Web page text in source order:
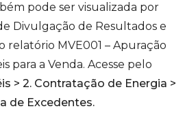
pode ser visualizada por
Divulgação de Resultados e
relatório MVE001 – Apuração
para a Venda. Acesse pelo
> 2. Contratação de Energia >
de Excedentes.